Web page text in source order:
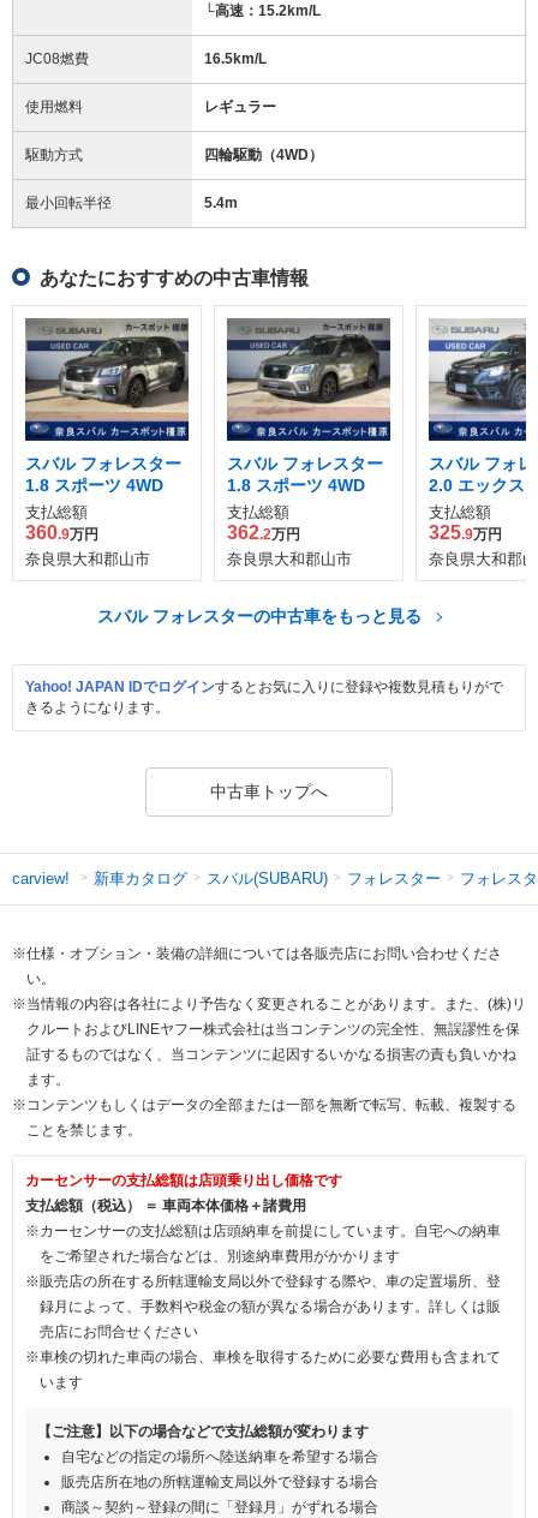
└高速：15.2km/L
JC08燃費 16.5km/L
使用燃料 レギュラー
駆動方式 四輪駆動（4WD）
最小回転半径 5.4m
あなたにおすすめの中古車情報
スバル フォレスター
1.8 スポーツ 4WD
支払総額
360.9万円
奈良県大和郡山市
スバル フォレスター
1.8 スポーツ 4WD
支払総額
362.2万円
奈良県大和郡山市
スバル フォ
2.0 エックス
4WD
支払総額
325.9万円
奈良県大和郡
スバル フォレスターの中古車をもっと見る
Yahoo! JAPAN IDでログインするとお気に入りに登録や複数見積もりがで
きるようになります。
中古車トップへ
carview! 新車カタログ スバル(SUBARU) フォレスター フォレス
※仕様・オプション・装備の詳細については各販売店にお問い合わせくださ
い。
※当情報の内容は各社により予告なく変更されることがあります。また、(株)リ
クルートおよびLINEヤフー株式会社は当コンテンツの完全性、無誤謬性を保
証するものではなく、当コンテンツに起因するいかなる損害の責も負いかね
ます。
※コンテンツもしくはデータの全部または一部を無断で転写、転載、複製する
ことを禁じます。
カーセンサーの支払総額は店頭乗り出し価格です
支払総額（税込） ＝ 車両本体価格＋諸費用
※カーセンサーの支払総額は店頭納車を前提にしています。自宅への納車
をご希望された場合などは、別途納車費用がかかります
※販売店の所在する所轄運輸支局以外で登録する際や、車の定置場所、登
録月によって、手数料や税金の額が異なる場合があります。詳しくは販
売店にお問合せください
※車検の切れた車両の場合、車検を取得するために必要な費用も含まれて
います
【ご注意】以下の場合などで支払総額が変わります
自宅などの指定の場所へ陸送納車を希望する場合
販売店所在地の所轄運輸支局以外で登録する場合
商談～契約～登録の間に「登録月」がずれる場合